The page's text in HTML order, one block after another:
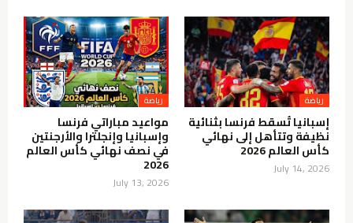
رياضة
إسبانيا تُسقط فرنسا بثنائية
نظيفة وتتأهل إلى نهائي
كأس العالم 2026
July 14, 2026
رياضة
مواعيد مباراتي فرنسا
وإسبانيا وإنجلترا والأرجنتين
في نصف نهائي كأس العالم
2026
July 13, 2026